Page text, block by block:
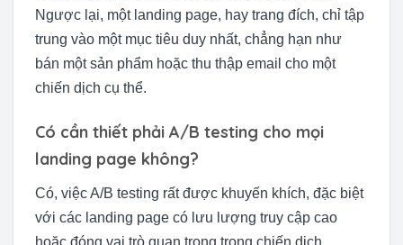
Ngược lại, một landing page, hay trang đích, chỉ tập
trung vào một mục tiêu duy nhất, chẳng hạn như
bán một sản phẩm hoặc thu thập email cho một
chiến dịch cụ thể.
Có cần thiết phải A/B testing cho mọi
landing page không?
Có, việc A/B testing rất được khuyến khích, đặc biệt
với các landing page có lưu lượng truy cập cao
hoặc đóng vai trò quan trọng trong chiến dịch